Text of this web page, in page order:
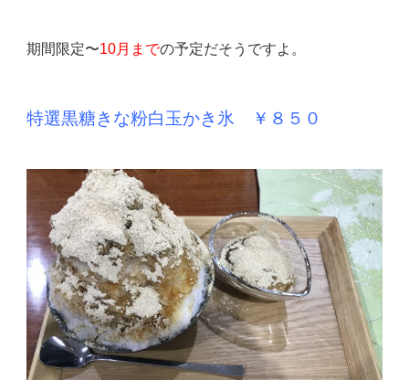
期間限定〜10月までの予定だそうですよ。
特選黒糖きな粉白玉かき氷 ￥８５０